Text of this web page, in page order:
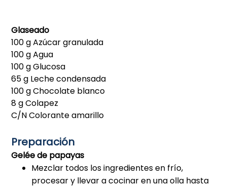
Glaseado
100 g Azúcar granulada
100 g Agua
100 g Glucosa
65 g Leche condensada
100 g Chocolate blanco
8 g Colapez
C/N Colorante amarillo
Preparación
Gelée de papayas
Mezclar todos los ingredientes en frío,
procesar y llevar a cocinar en una olla hasta